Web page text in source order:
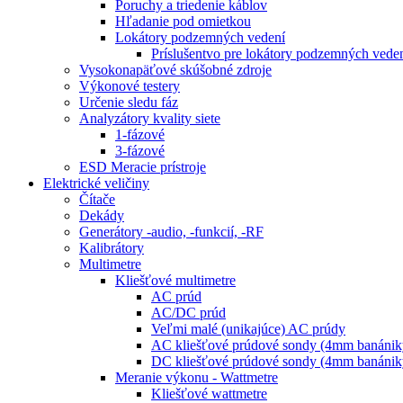
Poruchy a triedenie káblov
Hľadanie pod omietkou
Lokátory podzemných vedení
Príslušentvo pre lokátory podzemných
Vysokonapäťové skúšobné zdroje
Výkonové testery
Určenie sledu fáz
Analyzátory kvality siete
1-fázové
3-fázové
ESD Meracie prístroje
Elektrické veličiny
Čítače
Dekády
Generátory -audio, -funkcií, -RF
Kalibrátory
Multimetre
Kliešťové multimetre
AC prúd
AC/DC prúd
Veľmi malé (unikajúce) AC prúdy
AC kliešťové prúdové sondy (4mm
DC kliešťové prúdové sondy (4mm
Meranie výkonu - Wattmetre
Kliešťové wattmetre